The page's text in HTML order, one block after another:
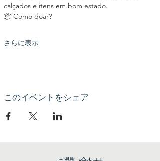
calçados e itens em bom estado.
📦 Como doar?
さらに表示
このイベントをシェア